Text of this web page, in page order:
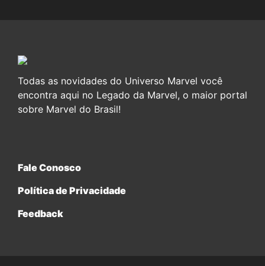
Todas as novidades do Universo Marvel você
encontra aqui no Legado da Marvel, o maior portal
sobre Marvel do Brasil!
Fale Conosco
Política de Privacidade
Feedback